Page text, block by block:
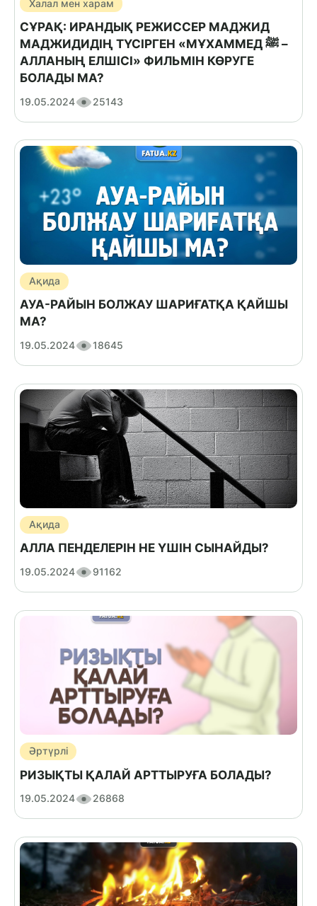
Халал мен харам
СҰРАҚ: ИРАНДЫҚ РЕЖИССЕР МАДЖИД
МАДЖИДИДІҢ ТҮСІРГЕН «МҰХАММЕД ﷺ –
АЛЛАНЫҢ ЕЛШІСІ» ФИЛЬМІН КӨРУГЕ
БОЛАДЫ МА?
19.05.2024 25143
Ақида
АУА-РАЙЫН БОЛЖАУ ШАРИҒАТҚА ҚАЙШЫ
МА?
19.05.2024 18645
Ақида
АЛЛА ПЕНДЕЛЕРІН НЕ ҮШІН СЫНАЙДЫ?
19.05.2024 91162
Әртүрлі
РИЗЫҚТЫ ҚАЛАЙ АРТТЫРУҒА БОЛАДЫ?
19.05.2024 26868